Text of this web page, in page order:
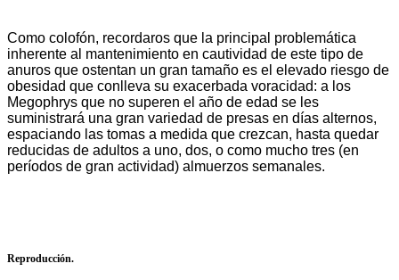
Como colofón, recordaros que la principal problemática
inherente al mantenimiento en cautividad de este tipo de
anuros que ostentan un gran tamaño es el elevado riesgo de
obesidad que conlleva su exacerbada voracidad: a los
Megophrys que no superen el año de edad se les
suministrará una gran variedad de presas en días alternos,
espaciando las tomas a medida que crezcan, hasta quedar
reducidas de adultos a uno, dos, o como mucho tres (en
períodos de gran actividad) almuerzos semanales.
Reproducción.